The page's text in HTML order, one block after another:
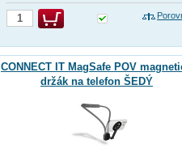
CONNECT IT MagSafe POV
držák na telefon ŠEDÝ